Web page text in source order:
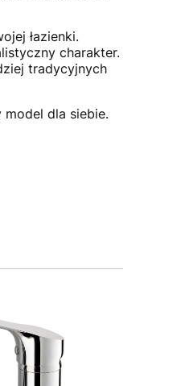
łazienki.
charakter.
tradycyjnych
dla siebie.